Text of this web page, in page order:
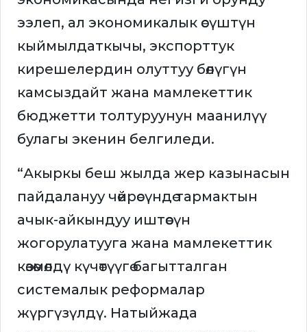
ээлеп, ал экономикалык өсүштүн
кыймылдаткычы, экспорттук
кирешелердин олуттуу бөлүгүн
камсыздайт жана мамлекеттик
бюджетти толтуруунун маанилүү
булагы экенин белгиледи.
“Акыркы беш жылда жер казынасын
пайдалануу чөйрөсүндө тармактын
ачык-айкындуу иштөөсүн
жогорулатууга жана мамлекеттик
көзөмөлдү күчөтүүгө багытталган
системалык реформалар
жүргүзүлдү. Натыйжада